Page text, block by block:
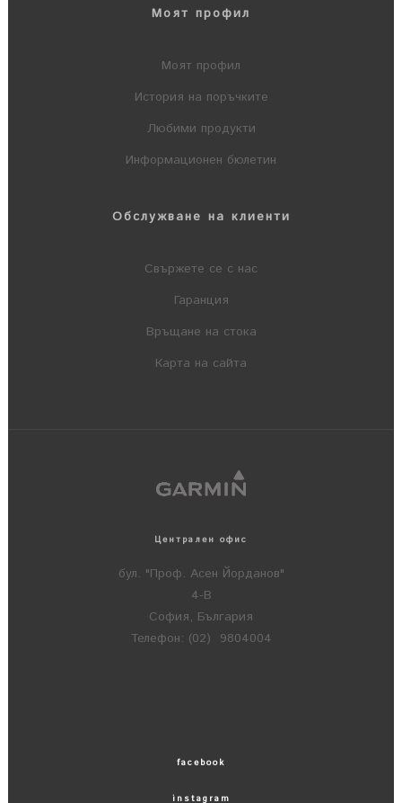
Моят профил
Моят профил
История на поръчките
Любими продукти
Информационен бюлетин
Обслужване на клиенти
Свържете се с нас
Гаранция
Връщане на стока
Карта на сайта
Централен офис
бул. "Проф. Асен Йорданов"
4-В
София, България
Телефон: (02) 9804004
facebook
instagram